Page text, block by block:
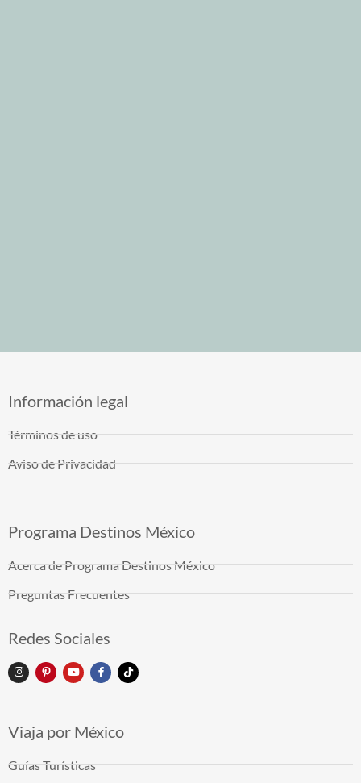
Información legal
Términos de uso
Aviso de Privacidad
Programa Destinos México
Acerca de Programa Destinos México
Preguntas Frecuentes
Redes Sociales
Viaja por México
Guías Turísticas